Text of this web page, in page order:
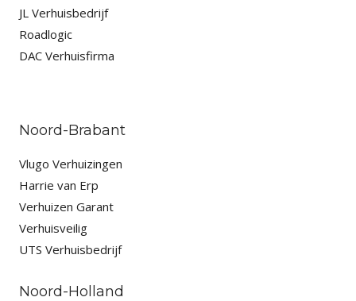
JL Verhuisbedrijf
Roadlogic
DAC Verhuisfirma
Noord-Brabant
Vlugo Verhuizingen
Harrie van Erp
Verhuizen Garant
Verhuisveilig
UTS Verhuisbedrijf
Noord-Holland